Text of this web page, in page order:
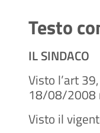
Testo
IL SINDACO
Visto l’art
18/08/2008
Visto il